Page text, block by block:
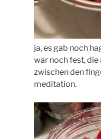
ja, es gab noch
war noch fest,
zwischen den
meditation.